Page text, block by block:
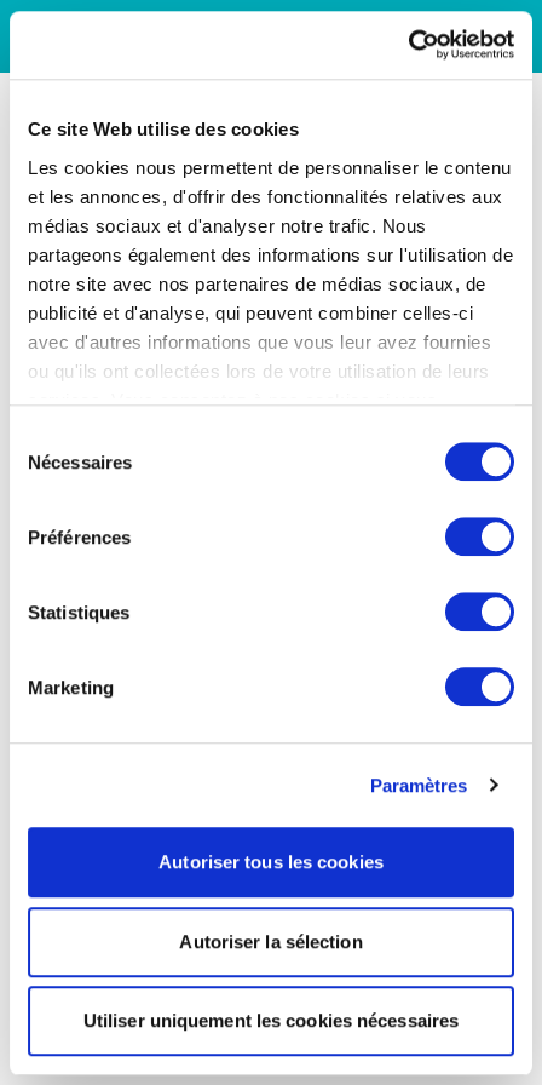
Ce site Web utilise des cookies
Les cookies nous permettent de personnaliser le contenu
et les annonces, d'offrir des fonctionnalités relatives aux
médias sociaux et d'analyser notre trafic. Nous
partageons également des informations sur l'utilisation de
notre site avec nos partenaires de médias sociaux, de
publicité et d'analyse, qui peuvent combiner celles-ci
avec d'autres informations que vous leur avez fournies
ou qu'ils ont collectées lors de votre utilisation de leurs
Nécessaires
Préférences
Statistiques
Marketing
Paramètres
Autoriser tous les cookies
Autoriser la sélection
Utiliser uniquement les cookies nécessaires